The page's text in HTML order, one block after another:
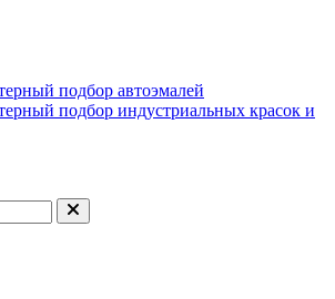
подбор автоэмалей
подбор индустриальных красок и